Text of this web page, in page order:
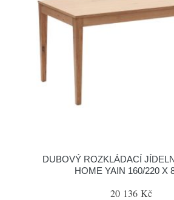
DUBOVÝ ROZKLÁDACÍ
HOME YAIN 160/220 X
20 136 Kč